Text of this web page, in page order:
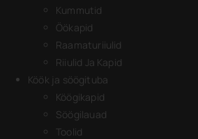
Kummutid
Öökapid
Raamaturiiulid
Riiulid Ja Kapid
Köök ja söögituba
Köögikapid
Söögilauad
Toolid